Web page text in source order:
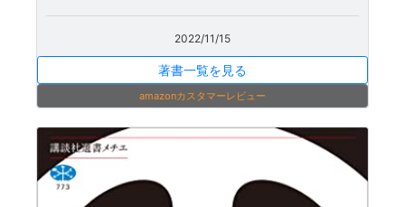
2022/11/15
著書一覧を見る
amazonカスタマーレビュー